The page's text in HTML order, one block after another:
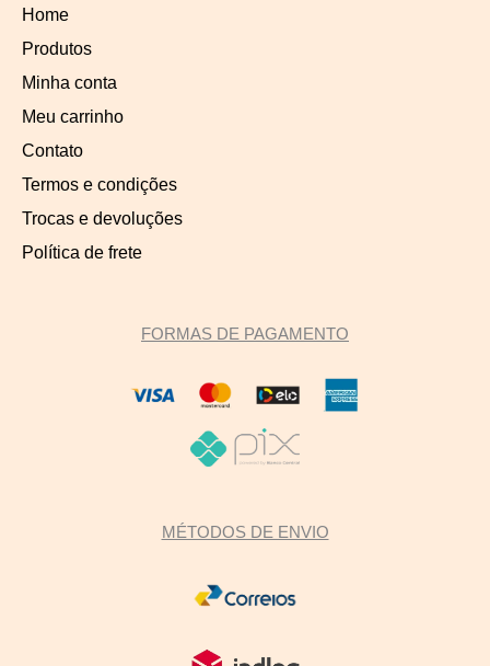
Home
Produtos
Minha conta
Meu carrinho
Contato
Termos e condições
Trocas e devoluções
Política de frete
FORMAS DE PAGAMENTO
MÉTODOS DE ENVIO